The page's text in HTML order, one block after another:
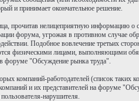
и принимает окончательное решение.
прочитав нелицеприятную информацию о
форума, угрожая в противном случае
Подобное вовлечение третьих
физическими лицами, выполняющими
форуме "Обсуждение рынка труда".
компаний-работодателей (список
и их представителей на форуме
нарушителя.